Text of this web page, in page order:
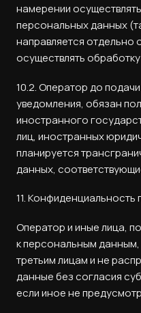
намерении
персональных данных
направляется отдельно
осуществлять
10.2. Оператор до
уведомления, обязан
иностранного
лиц, иностранных
планируется
данных,
11.
Оператор и иные лица,
к персональным
третьим лицам и не
данные без согласия
если иное не